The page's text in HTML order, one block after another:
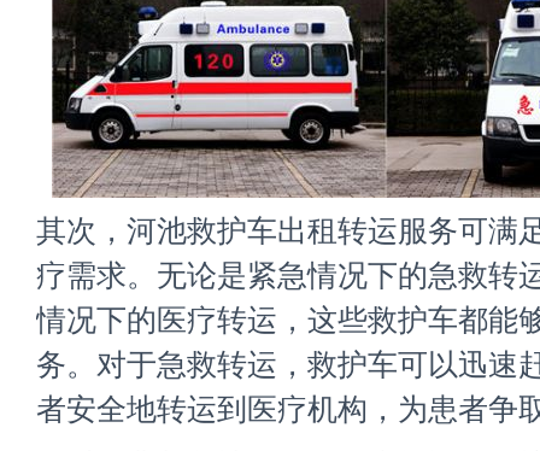
其次，河池救护车出租转运服务可满
疗需求。无论是紧急情况下的急救转
情况下的医疗转运，这些救护车都能
务。对于急救转运，救护车可以迅速
者安全地转运到医疗机构，为患者争